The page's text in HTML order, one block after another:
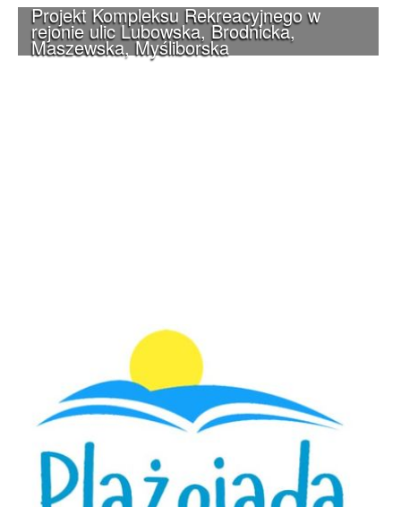
Projekt Kompleksu Rekreacyjnego w
rejonie ulic Lubowska, Brodnicka,
Maszewska, Myśliborska